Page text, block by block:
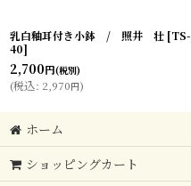
乳白釉耳付き小鉢 / 照井 壮 [TS-
40]
2,700円(税別)
(税込: 2,970円)
ホーム
ショッピングカート